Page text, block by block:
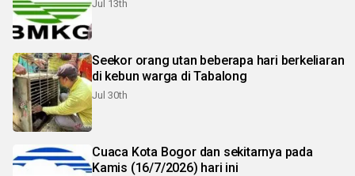
Jul 13th
Seekor orang utan beberapa hari berkeliaran
di kebun warga di Tabalong
Jul 30th
Cuaca Kota Bogor dan sekitarnya pada
Kamis (16/7/2026) hari ini